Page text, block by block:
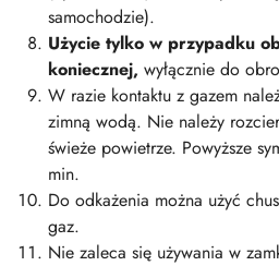
samochodzie).
Użycie tylko w przypadku
koniecznej, wyłącznie do
W razie kontaktu z gazem
zimną wodą. Nie należy
świeże powietrze. Powyższe
min.
Do odkażenia można użyć
gaz.
Nie zaleca się używania w